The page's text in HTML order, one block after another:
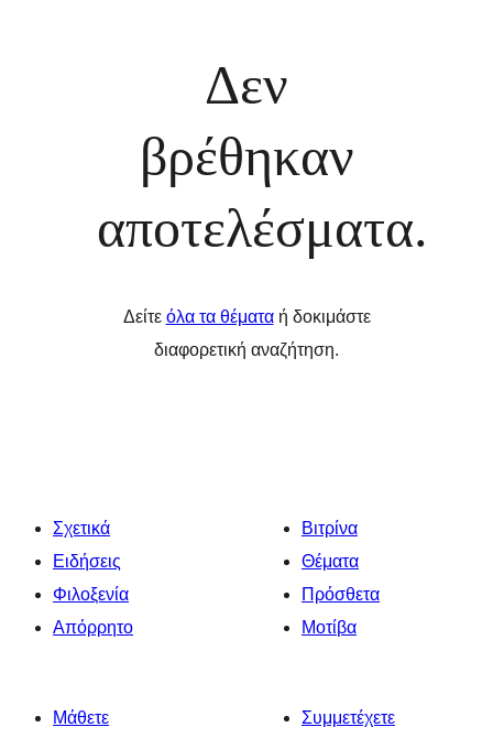
Δεν
βρέθηκαν
αποτελέσματα.
Δείτε όλα τα θέματαή δοκιμάστε
διαφορετική αναζήτηση.
Σχετικά
Ειδήσεις
Φιλοξενία
Απόρρητο
Βιτρίνα
Θέματα
Πρόσθετα
Μοτίβα
Μάθετε
Συμμετέχετε